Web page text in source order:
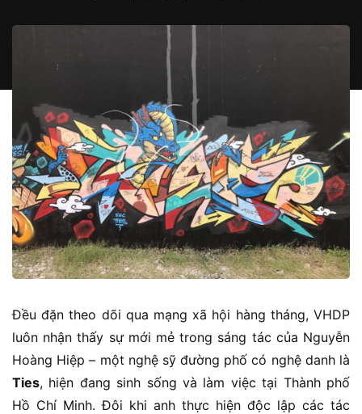
Đều đặn theo dõi qua mạng xã hội hàng tháng, VHDP
luôn nhận thấy sự mới mẻ trong sáng tác của Nguyễn
Hoàng Hiệp – một nghệ sỹ đường phố có nghệ danh là
Ties, hiện đang sinh sống và làm việc tại Thành phố
Hồ Chí Minh. Đôi khi anh thực hiện độc lập các tác